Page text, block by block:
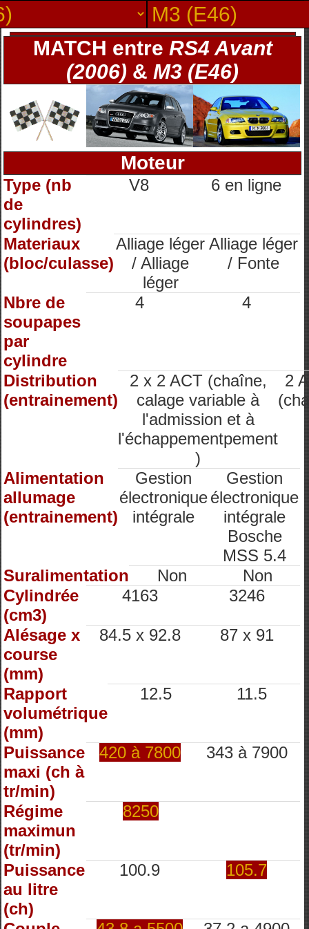
MATCH entre RS4 Avant
(2006) &M3 (E46)
Moteur
Type (nb
de
cylindres)
V8 6 en ligne
Materiaux
(bloc/culasse)
Alliage léger
/ Alliage
léger
Alliage léger
/ Fonte
Nbre de
soupapes
par
cylindre
4 4
Distribution
(entrainement)
2 x 2 ACT (chaîne,
calage variable à
l'admission et à
l'échappementpement
)
2
Alimentation
allumage
(entrainement)
Gestion
électronique
intégrale
Gestion
électronique
intégrale
Bosche
MSS 5.4
Suralimentation
Non
Non
Cylindrée
(cm3)
4163 3246
Alésage x
course
(mm)
84.5 x 92.8 87 x 91
Rapport
volumétrique
(mm)
12.5 11.5
Puissance
maxi (ch à
tr/min)
420 à 7800 343 à 7900
Régime
maximun
(tr/min)
8250
Puissance
au litre
(ch)
100.9 105.7